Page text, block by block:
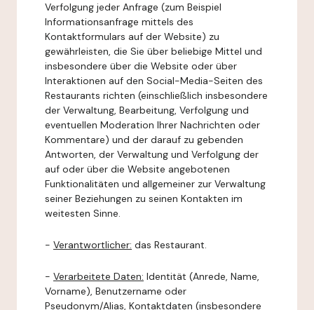
Verfolgung jeder Anfrage (zum Beispiel
Informationsanfrage mittels des
Kontaktformulars auf der Website) zu
gewährleisten, die Sie über beliebige Mittel und
insbesondere über die Website oder über
Interaktionen auf den Social-Media-Seiten des
Restaurants richten (einschließlich insbesondere
der Verwaltung, Bearbeitung, Verfolgung und
eventuellen Moderation Ihrer Nachrichten oder
Kommentare) und der darauf zu gebenden
Antworten, der Verwaltung und Verfolgung der
auf oder über die Website angebotenen
Funktionalitäten und allgemeiner zur Verwaltung
seiner Beziehungen zu seinen Kontakten im
weitesten Sinne.
- Verantwortlicher: das Restaurant.
- Verarbeitete Daten: Identität (Anrede, Name,
Vorname), Benutzername oder
Pseudonym/Alias, Kontaktdaten (insbesondere